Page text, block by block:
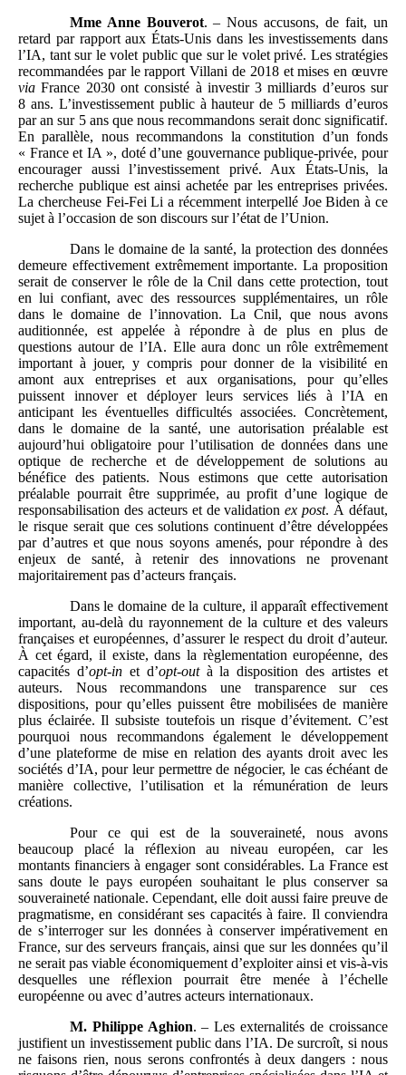
Mme Anne Bouverot. – Nous accusons, de fait, un
retard par rapport aux États‑Unis dans les investissements dans
l’IA, tant sur le volet public que sur le volet privé. Les stratégies
recommandées par le rapport Villani de 2018 et mises en œuvre
via France 2030 ont consisté à investir 3 milliards d’euros sur
8 ans. L’investissement public à hauteur de 5 milliards d’euros
par an sur 5 ans que nous recommandons serait donc significatif.
En parallèle, nous recommandons la constitution d’un fonds
« France et IA », doté d’une gouvernance publique-privée, pour
encourager aussi l’investissement privé. Aux États‑Unis, la
recherche publique est ainsi achetée par les entreprises privées.
La chercheuse Fei‑Fei Li a récemment interpellé Joe Biden à ce
sujet à l’occasion de son discours sur l’état de l’Union.
Dans le domaine de la santé, la protection des données
demeure effectivement extrêmement importante. La proposition
serait de conserver le rôle de la Cnil dans cette protection, tout
en lui confiant, avec des ressources supplémentaires, un rôle
dans le domaine de l’innovation. La Cnil, que nous avons
auditionnée, est appelée à répondre à de plus en plus de
questions autour de l’IA. Elle aura donc un rôle extrêmement
important à jouer, y compris pour donner de la visibilité en
amont aux entreprises et aux organisations, pour qu’elles
puissent innover et déployer leurs services liés à l’IA en
anticipant les éventuelles difficultés associées. Concrètement,
dans le domaine de la santé, une autorisation préalable est
aujourd’hui obligatoire pour l’utilisation de données dans une
optique de recherche et de développement de solutions au
bénéfice des patients. Nous estimons que cette autorisation
préalable pourrait être supprimée, au profit d’une logique de
responsabilisation des acteurs et de validationex post. À défaut,
le risque serait que ces solutions continuent d’être développées
par d’autres et que nous soyons amenés, pour répondre à des
enjeux de santé, à retenir des innovations ne provenant
majoritairement pas d’acteurs français.
Dans le domaine de la culture, il apparaît effectivement
important, au‑delà du rayonnement de la culture et des valeurs
françaises et européennes, d’assurer le respect du droit d’auteur.
À cet égard, il existe, dans la règlementation européenne, des
capacités d’opt‑inet d’opt‑outà la disposition des artistes et
auteurs. Nous recommandons une transparence sur ces
dispositions, pour qu’elles puissent être mobilisées de manière
plus éclairée. Il subsiste toutefois un risque d’évitement. C’est
pourquoi nous recommandons également le développement
d’une plateforme de mise en relation des ayants droit avec les
sociétés d’IA, pour leur permettre de négocier, le cas échéant de
manière collective, l’utilisation et la rémunération de leurs
créations.
Pour ce qui est de la souveraineté, nous avons
beaucoup placé la réflexion au niveau européen, car les
montants financiers à engager sont considérables. La France est
sans doute le pays européen souhaitant le plus conserver sa
souveraineté nationale. Cependant, elle doit aussi faire preuve de
pragmatisme, en considérant ses capacités à faire. Il conviendra
de s’interroger sur les données à conserver impérativement en
France, sur des serveurs français, ainsi que sur les données qu’il
ne serait pas viable économiquement d’exploiter ainsi et vis‑à‑vis
desquelles une réflexion pourrait être menée à l’échelle
européenne ou avec d’autres acteurs internationaux.
M. Philippe Aghion. – Les externalités de croissance
justifient un investissement public dans l’IA. De surcroît, si nous
ne faisons rien, nous serons confrontés à deux dangers : nous